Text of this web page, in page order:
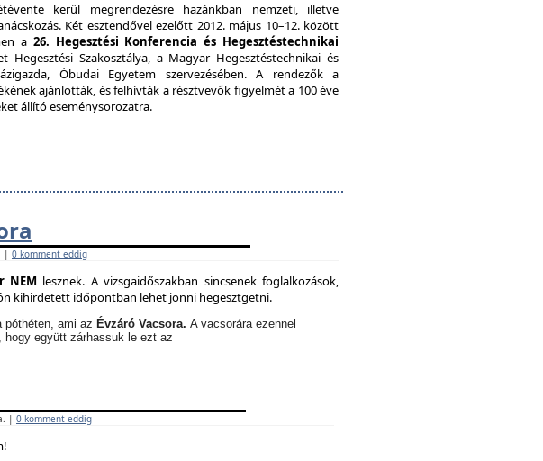
kerül megrendezésre hazánkban nemzeti, illetve
Két esztendővel ezelőtt 2012. május 10–12. között
a 26. Hegesztési Konferencia és Hegesztéstechnikai
Hegesztési Szakosztálya, a Magyar Hegesztéstechnikai és
Óbudai Egyetem szervezésében. A rendezők a
ajánlották, és felhívták a résztvevők figyelmét a 100 éve
állító eseménysorozatra.
| 0 komment eddig
NEM lesznek. A vizsgaidőszakban sincsenek foglalkozások,
kihirdetett időpontban lehet jönni hegesztgetni.
póthéten, ami az Évzáró Vacsora. A vacsorára ezennel
együtt zárhassuk le ezt az
| 0 komment eddig